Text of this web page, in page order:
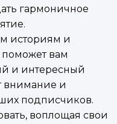
гармоничное
историям и
вам
и интересный
внимание и
подписчиков.
воплощая свои